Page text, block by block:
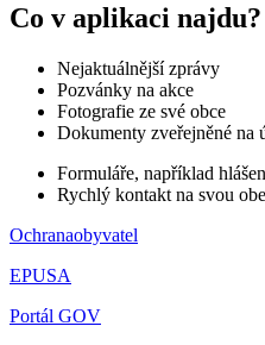
Co v aplikaci najdu?
Nejaktuálnější zprávy
Pozvánky na akce
Fotografie ze své obce
Dokumenty zveřejněné na
Formuláře, například
Rychlý kontakt na svou
Ochranaobyvatel
EPUSA
Portál GOV